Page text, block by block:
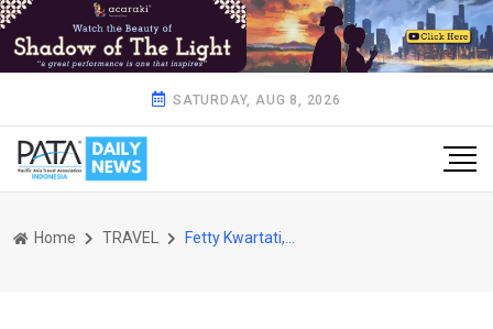
SATURDAY, AUG 8, 2026
Home TRAVEL Fetty Kwartati, Peran Perempuan Indonesia dalam Pariwisata dan Ekonomi Kreatif Sangat Signifikan